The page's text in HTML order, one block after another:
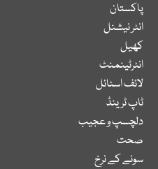
پاکستان
انٹر نیشنل
کھیل
انٹرٹینمنٹ
لائف اسٹائل
ٹاپ ٹرینڈ
دلچسپ و عجیب
صحت
سونے کے نرخ